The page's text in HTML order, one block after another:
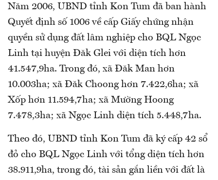
Năm 2006, UBND tỉnh Kon Tum đã ban hành
Quyết định số 1006 về cấp Giấy chứng nhận
quyền sử dụng đất lâm nghiệp cho BQL Ngọc
Linh tại huyện Đăk Glei với diện tích hơn
41.547,9ha. Trong đó, xã Đăk Man hơn
10.003ha; xã Đăk Choong hơn 7.422,6ha; xã
Xốp hơn 11.594,7ha; xã Mường Hoong
7.478,3ha; xã Ngọc Linh diện tích 5.448,7ha.
Theo đó, UBND tỉnh Kon Tum đã ký cấp 42 sổ
đỏ cho BQL Ngọc Linh với tổng diện tích hơn
38.911,9ha, trong đó, tài sản gắn liền với đất là